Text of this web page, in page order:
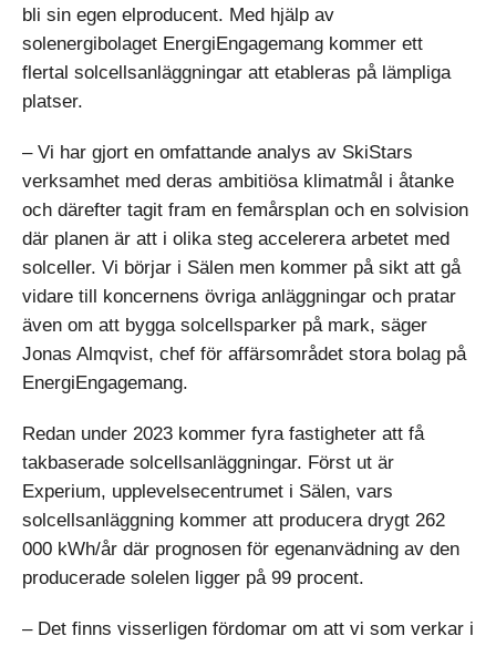
bli sin egen elproducent. Med hjälp av
solenergibolaget EnergiEngagemang kommer ett
flertal solcellsanläggningar att etableras på lämpliga
platser.
– Vi har gjort en omfattande analys av SkiStars
verksamhet med deras ambitiösa klimatmål i åtanke
och därefter tagit fram en femårsplan och en solvision
där planen är att i olika steg accelerera arbetet med
solceller. Vi börjar i Sälen men kommer på sikt att gå
vidare till koncernens övriga anläggningar och pratar
även om att bygga solcellsparker på mark, säger
Jonas Almqvist, chef för affärsområdet stora bolag på
EnergiEngagemang.
Redan under 2023 kommer fyra fastigheter att få
takbaserade solcellsanläggningar. Först ut är
Experium, upplevelsecentrumet i Sälen, vars
solcellsanläggning kommer att producera drygt 262
000 kWh/år där prognosen för egenanvädning av den
producerade solelen ligger på 99 procent.
– Det finns visserligen fördomar om att vi som verkar i